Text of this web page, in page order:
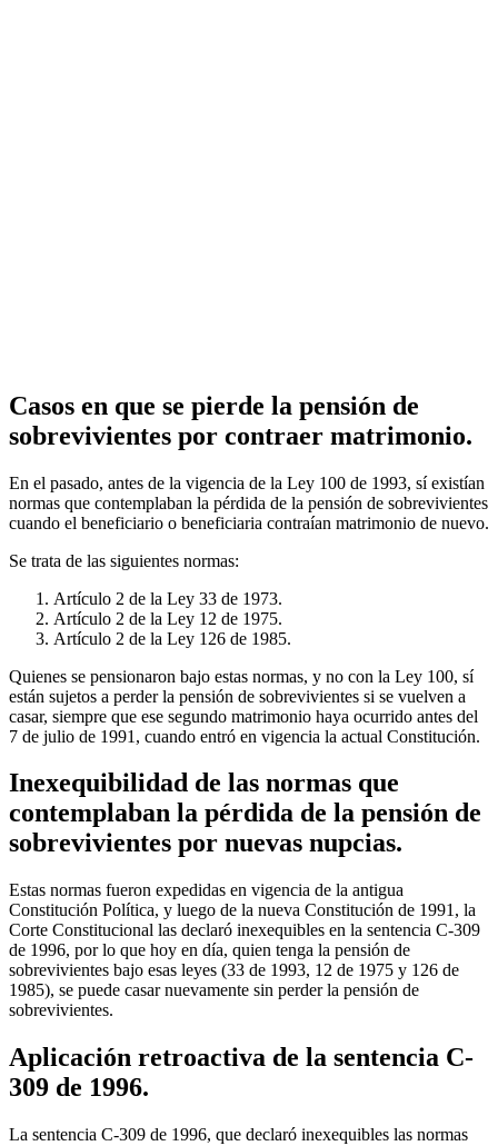
Casos en que se pierde la pensión de
sobrevivientes por contraer matrimonio.
En el pasado, antes de la vigencia de la Ley 100 de 1993, sí existían
normas que contemplaban la pérdida de la pensión de sobrevivientes
cuando el beneficiario o beneficiaria contraían matrimonio de nuevo.
Se trata de las siguientes normas:
Artículo 2 de la Ley 33 de 1973.
Artículo 2 de la Ley 12 de 1975.
Artículo 2 de la Ley 126 de 1985.
Quienes se pensionaron bajo estas normas, y no con la Ley 100, sí
están sujetos a perder la pensión de sobrevivientes si se vuelven a
casar, siempre que ese segundo matrimonio haya ocurrido antes del
7 de julio de 1991, cuando entró en vigencia la actual Constitución.
Inexequibilidad de las normas que
contemplaban la pérdida de la pensión de
sobrevivientes por nuevas nupcias.
Estas normas fueron expedidas en vigencia de la antigua
Constitución Política, y luego de la nueva Constitución de 1991, la
Corte Constitucional las declaró inexequibles en la sentencia C-309
de 1996, por lo que hoy en día, quien tenga la pensión de
sobrevivientes bajo esas leyes (33 de 1993, 12 de 1975 y 126 de
1985), se puede casar nuevamente sin perder la pensión de
sobrevivientes.
Aplicación retroactiva de la sentencia C-
309 de 1996.
La sentencia C-309 de 1996, que declaró inexequibles las normas